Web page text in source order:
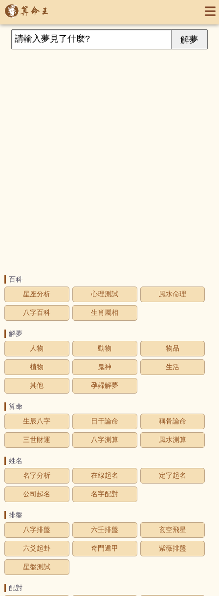
百科
星座分析
心理測試 風水命理
八字百科 生肖屬相
解夢
人物
動物 物品
植物 鬼神 生活
其他 孕婦解夢
算命
生辰八字
日干論命 稱骨論命
三世財運 八字測算 風水測算
姓名
名字分析
在線起名 定字起名
公司起名 名字配對
排盤
八字排盤
六壬排盤 玄空飛星
六爻起卦 奇門遁甲 紫薇排盤
星盤測試
配對